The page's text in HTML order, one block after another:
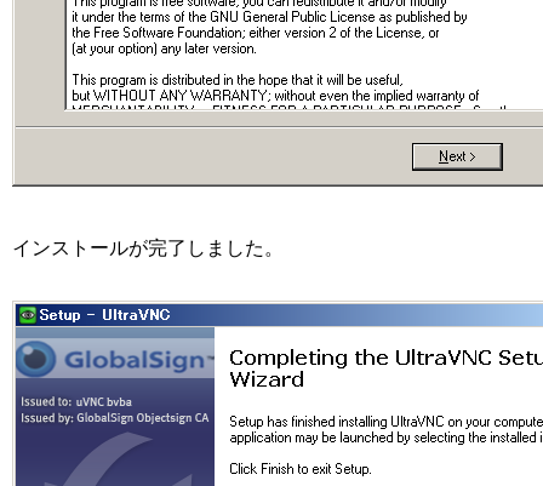
インストールが完了しました。